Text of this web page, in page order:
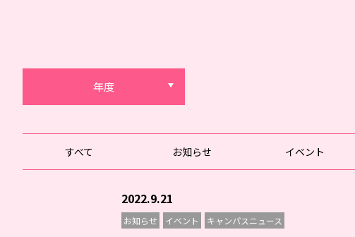
年度
すべて お知らせ イベント
2022.9.21
お知らせ イベント キャンパスニュース